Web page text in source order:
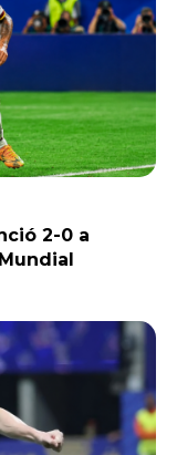
2-0 a